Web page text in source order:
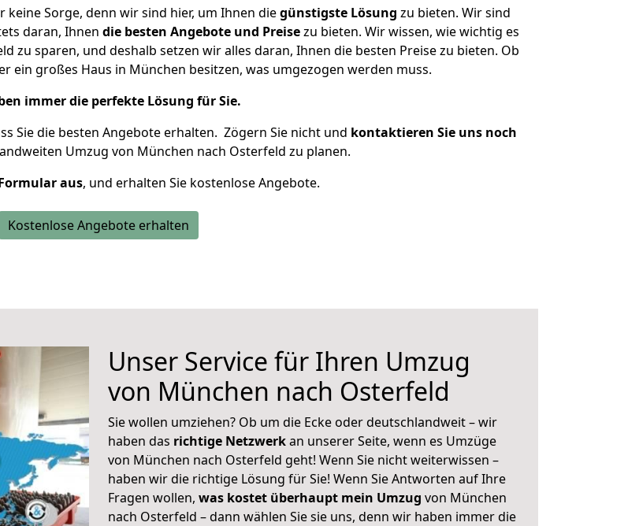
Sorge, denn wir sind hier, um Ihnen diegünstigste Lösung zu bieten. Wir sind
daran, Ihnen die besten Angebote und Preisezu bieten. Wir wissen, wie wichtig es
zu sparen, und deshalb setzen wir alles daran, Ihnen die besten Preise zu bieten. Ob
ein großes Haus in München besitzen, was umgezogen werden muss.
immer die perfekte Lösung für Sie.
Sie die besten Angebote erhalten. Zögern Sie nicht und kontaktieren Sie uns noch
Umzug von München nach Osterfeld zu planen.
aus, und erhalten Sie kostenlose Angebote.
Kostenlose Angebote erhalten
Unser Service für Ihren Umzug
von München nach Osterfeld
Sie wollen umziehen? Ob um die Ecke oder deutschlandweit – wir
haben das richtige Netzwerkan unserer Seite, wenn es Umzüge
von München nach Osterfeld geht! Wenn Sie nicht weiterwissen –
haben wir die richtige Lösung für Sie! Wenn Sie Antworten auf Ihre
Fragen wollen, was kostet überhaupt mein Umzug von München
nach Osterfeld – dann wählen Sie sie uns, denn wir haben immer die